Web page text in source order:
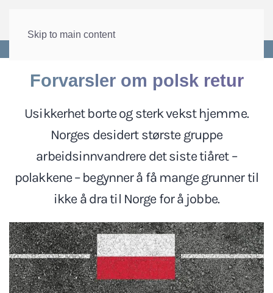
Skip to main content
Forvarsler om polsk retur
Usikkerhet borte og sterk vekst hjemme.
Norges desidert største gruppe
arbeidsinnvandrere det siste tiåret –
polakkene – begynner å få mange grunner til
ikke å dra til Norge for å jobbe.